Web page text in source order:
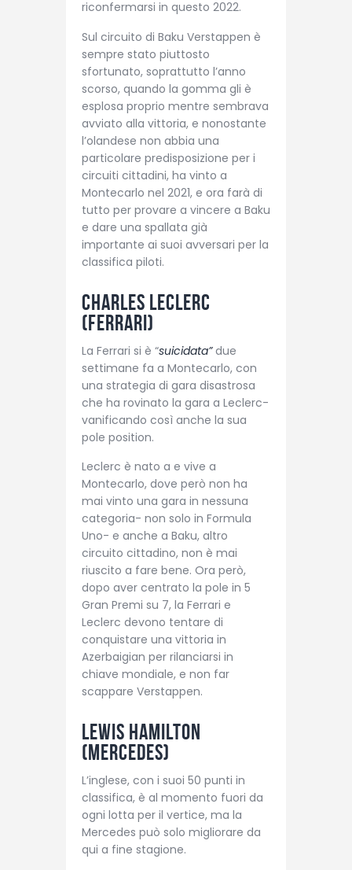
riconfermarsi in questo 2022.
Sul circuito di Baku Verstappen è
sempre stato piuttosto
sfortunato, soprattutto l’anno
scorso, quando la gomma gli è
esplosa proprio mentre sembrava
avviato alla vittoria, e nonostante
l’olandese non abbia una
particolare predisposizione per i
circuiti cittadini, ha vinto a
Montecarlo nel 2021, e ora farà di
tutto per provare a vincere a Baku
e dare una spallata già
importante ai suoi avversari per la
classifica piloti.
Charles Leclerc
(Ferrari)
La Ferrari si è “suicidata”due
settimane fa a Montecarlo, con
una strategia di gara disastrosa
che ha rovinato la gara a Leclerc-
vanificando così anche la sua
pole position.
Leclerc è nato a e vive a
Montecarlo, dove però non ha
mai vinto una gara in nessuna
categoria- non solo in Formula
Uno- e anche a Baku, altro
circuito cittadino, non è mai
riuscito a fare bene. Ora però,
dopo aver centrato la pole in 5
Gran Premi su 7, la Ferrari e
Leclerc devono tentare di
conquistare una vittoria in
Azerbaigian per rilanciarsi in
chiave mondiale, e non far
scappare Verstappen.
Lewis Hamilton
(Mercedes)
L’inglese, con i suoi 50 punti in
classifica, è al momento fuori da
ogni lotta per il vertice, ma la
Mercedes può solo migliorare da
qui a fine stagione.